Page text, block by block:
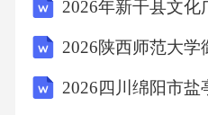
群或无症状高危人群采
因暴露，预防疾病的发
信念模式认为个体对健
于其对疾病威胁、益处